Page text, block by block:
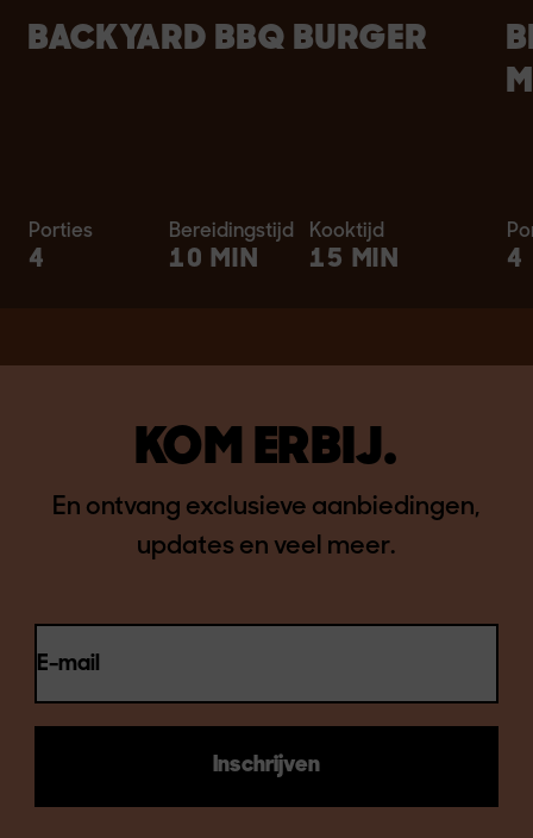
BACKYARD BBQ BURGER
Porties
4
Bereidingstijd
10 MIN
Kooktijd
15 MIN 4
KOM ERBIJ.
En ontvang exclusieve aanbiedingen,
updates en veel meer.
E-mail
Inschrijven